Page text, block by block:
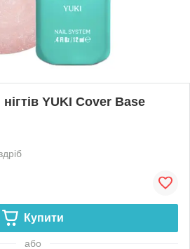
YUKI Cover Base
Купити
або